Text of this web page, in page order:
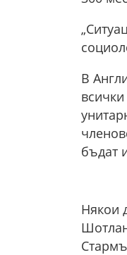
В
бъдат
Някои